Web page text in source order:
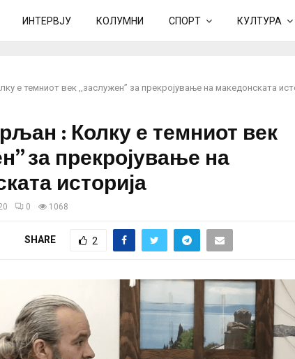
ИНТЕРВЈУ КОЛУМНИ СПОРТ КУЛТУРА
е темниот век ,,заслужен” за прекројување на македонската
: Колку е темниот век
за прекројување на
историја
0 1068
SHARE 2